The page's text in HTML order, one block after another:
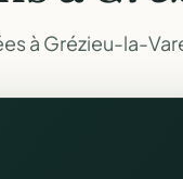
à Grézieu-la-